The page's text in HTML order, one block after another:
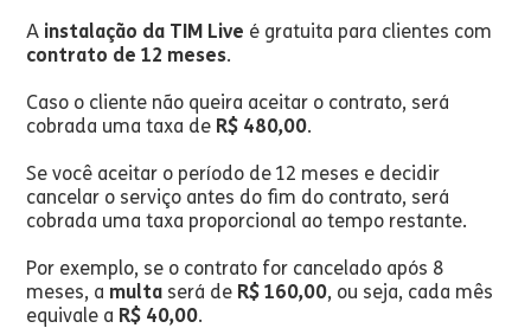
A instalação da TIM Live é gratuita para clientes com
contrato de 12 meses.
Caso o cliente não queira aceitar o contrato, será
cobrada uma taxa de R$ 480,00.
Se você aceitar o período de 12 meses e decidir
cancelar o serviço antes do fim do contrato, será
cobrada uma taxa proporcional ao tempo restante.
Por exemplo, se o contrato for cancelado após 8
meses, a multa será de R$ 160,00, ou seja, cada mês
equivale a R$ 40,00.